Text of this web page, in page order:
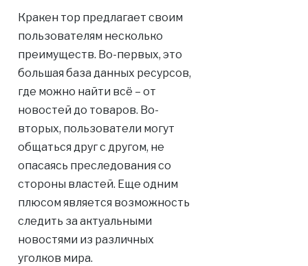
Кракен тор предлагает своим
пользователям несколько
преимуществ. Во-первых, это
большая база данных ресурсов,
где можно найти всё – от
новостей до товаров. Во-
вторых, пользователи могут
общаться друг с другом, не
опасаясь преследования со
стороны властей. Еще одним
плюсом является возможность
следить за актуальными
новостями из различных
уголков мира.